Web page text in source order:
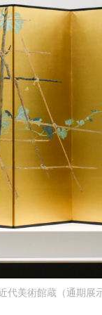
代美術館蔵（通期展